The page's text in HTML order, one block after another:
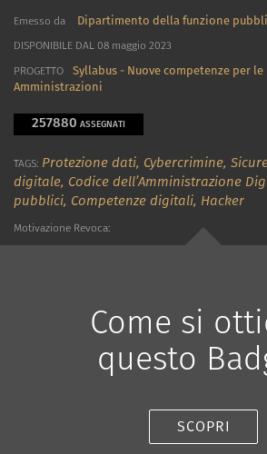
Emesso da Dipartimento della funzione
DISPONIBILE DAL 08 maggio 2023
PROGETTO
Syllabus - Nuove competenze per
Amministrazioni
257880 ASSEGNATI
TAGS: Protezione dati, Cybercrimine,
digitale, Codice dell’Amministrazione
pubblici, Competenze digitali, Hacker
Motivazione Revoca:
Come si
questo
SCOPRI